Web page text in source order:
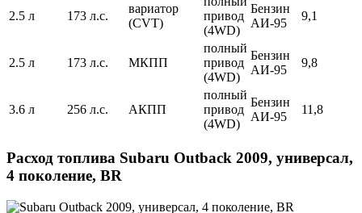
2.5 л 173 л.с.
вариатор
(CVT)
привод
(4WD)
Бензин
АИ-95
9,1
2.5 л 173 л.с. МКПП
полный
привод
(4WD)
Бензин
АИ-95
9,8
3.6 л 256 л.с. АКПП
полный
привод
(4WD)
Бензин
АИ-95
11,8
Расход топлива Subaru Outback 2009, универсал,
4 поколение, BR